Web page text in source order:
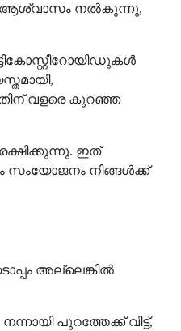
ആശ്വാസം നൽകുന്നു,
വളരെ കുറഞ്ഞ
ഇത്
സംയോജനം നിങ്ങൾക്ക്
അല്ലെങ്കിൽ
പുറത്തേക്ക് വിട്ട്,